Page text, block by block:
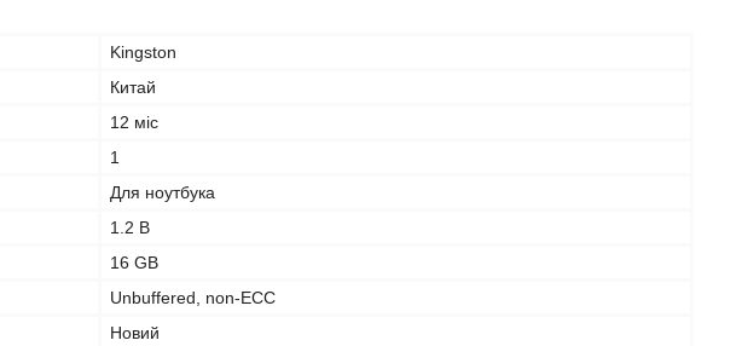
Kingston
Китай
12 міс
1
Для ноутбука
1.2 В
16 GB
Unbuffered, non-ECC
Новий